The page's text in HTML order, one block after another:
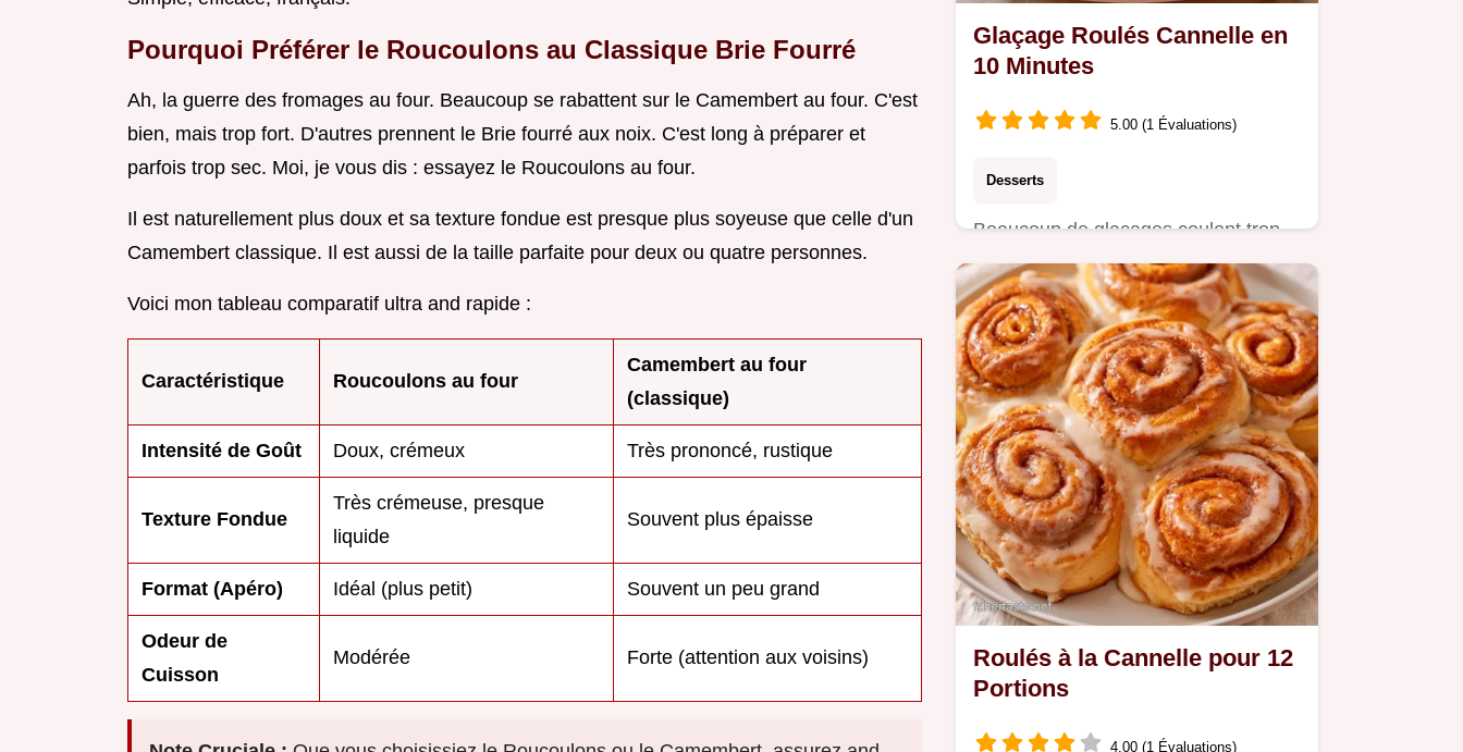
Pourquoi Préférer le Roucoulons au Classique Brie Fourré
Ah, la guerre des fromages au four. Beaucoup se rabattent sur le Camembert au four. C'est
bien, mais trop fort. D'autres prennent le Brie fourré aux noix. C'est long à préparer et
parfois trop sec. Moi, je vous dis : essayez le Roucoulons au four.
Il est naturellement plus doux et sa texture fondue est presque plus soyeuse que celle d'un
Camembert classique. Il est aussi de la taille parfaite pour deux ou quatre personnes.
Voici mon tableau comparatif ultra and rapide :
Caractéristique Roucoulons au four
Camembert au four
(classique)
Intensité de Goût Doux, crémeux Très prononcé, rustique
Texture Fondue
Très crémeuse, presque
liquide
Souvent plus épaisse
Format (Apéro) Idéal (plus petit) Souvent un peu grand
Odeur de
Cuisson
Modérée Forte (attention aux voisins)
Glaçage Roulés Cannelle en
10 Minutes
5.00 (1 Évaluations)
Desserts
Beaucoup de glaçages coulent trop
vite. Ce Glaçage Roulés Cannelle
reste stable grâce au cream…
Roulés à la Cannelle pour 12
Portions
4.00 (1 Évaluations)